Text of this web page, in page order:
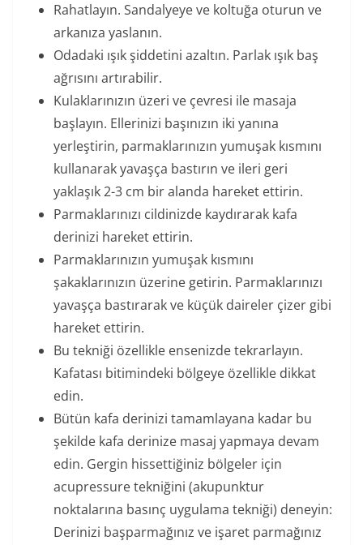
Rahatlayın. Sandalyeye ve koltuğa oturun ve
arkanıza yaslanın.
Odadaki ışık şiddetini azaltın. Parlak ışık baş
ağrısını artırabilir.
Kulaklarınızın üzeri ve çevresi ile masaja
başlayın. Ellerinizi başınızın iki yanına
yerleştirin, parmaklarınızın yumuşak kısmını
kullanarak yavaşça bastırın ve ileri geri
yaklaşık 2-3 cm bir alanda hareket ettirin.
Parmaklarınızı cildinizde kaydırarak kafa
derinizi hareket ettirin.
Parmaklarınızın yumuşak kısmını
şakaklarınızın üzerine getirin. Parmaklarınızı
yavaşça bastırarak ve küçük daireler çizer gibi
hareket ettirin.
Bu tekniği özellikle ensenizde tekrarlayın.
Kafatası bitimindeki bölgeye özellikle dikkat
edin.
Bütün kafa derinizi tamamlayana kadar bu
şekilde kafa derinize masaj yapmaya devam
edin. Gergin hissettiğiniz bölgeler için
acupressure tekniğini (akupunktur
noktalarına basınç uygulama tekniği) deneyin:
Derinizi başparmağınız ve işaret parmağınız